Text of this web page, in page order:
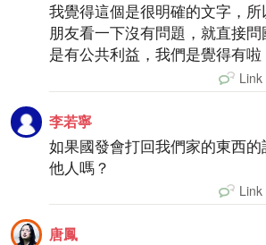
我覺得這個是很明確的文字，
朋友看一下沒有問題，就直接
是有公共利益，我們是覺得有啦
李若寧
如果國發會打回我們家的東西
他人嗎？
唐鳳